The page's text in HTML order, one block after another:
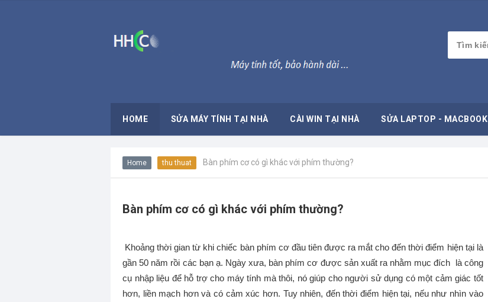
HOME SỬA MÁY TÍNH TẠI NHÀ CÀI WIN TẠI NHÀ SỬA LAPTOP - MACBOOK
Home thu thuat Bàn phím cơ có gì khác với phím thường?
Bàn phím cơ có gì khác với phím thường?
Khoảng thời gian từ khi chiếc bàn phím cơ đầu tiên được ra mắt cho đến thời điểm hiện tại là
gần 50 năm rồi các bạn ạ. Ngày xưa, bàn phím cơ được sản xuất ra nhằm mục đích là công
cụ nhập liệu để hỗ trợ cho máy tính mà thôi, nó giúp cho người sử dụng có một cảm giác tốt
hơn, liền mạch hơn và có cảm xúc hơn. Tuy nhiên, đến thời điểm hiện tại, nếu như nhìn vào